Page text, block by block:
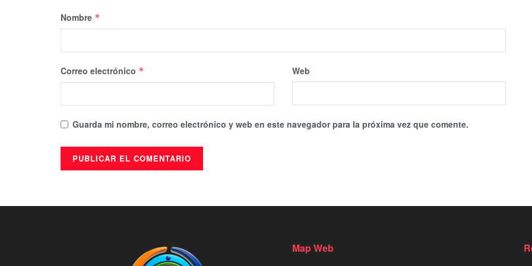
Nombre *
Correo electrónico * Web
Guarda mi nombre, correo electrónico y web en este navegador para la próxima vez que comente.
Map Web